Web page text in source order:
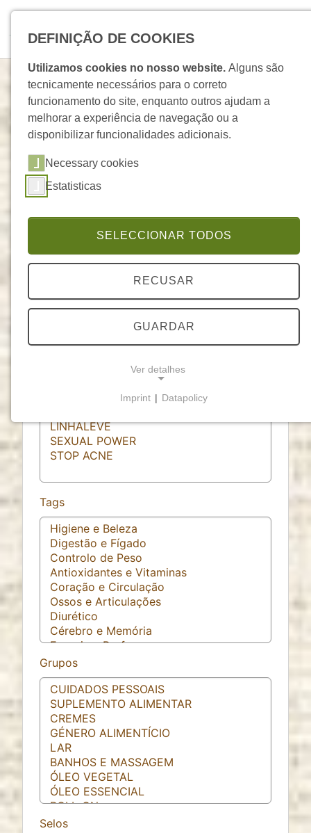
Skip to main navigation
Skip to main content
Skip to page footer
Pesquisar
Produtos
FJCampos
Página 2 de 12 (
Categorias
Tags
Grupos
Selos
DEFINIÇÃO DE COOKIES
Utilizamos cookies no nosso website. Alguns são
tecnicamente necessários para o correto
funcionamento do site, enquanto outros ajudam a
melhorar a experiência de navegação ou a
disponibilizar funcionalidades adicionais.
Necessary cookies
Estatisticas
SELECCIONAR TODOS
RECUSAR
GUARDAR
Ver detalhes
Cookies necessários
básicas e são essenciais para o funcionamento
adequado do website.
Cookie Consent
Name:
cookie_consent
Purpose:
Este cookie armazena as opções de
consentimento selecionadas pelo utilizador.
Cookie duration:
1 year
ESTATISTICAS
Cookies de estatísticas
forma anónima. Estes dados ajudam-nos a
compreender como os visitantes utilizam o nosso
website.
Google Analytics
Name:
Imprint | Datapolicy